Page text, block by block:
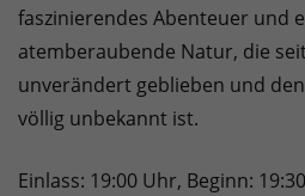
faszinierendes Abenteuer und
atemberaubende Natur, die
unverändert geblieben und
völlig unbekannt ist.
Einlass: 19:00 Uhr, Beginn: